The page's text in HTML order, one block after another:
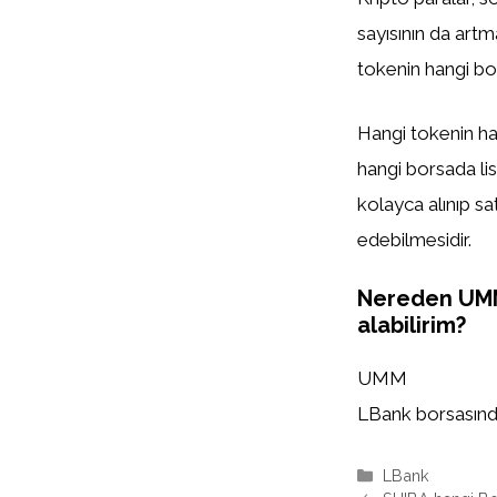
sayısının da
tokenin hangi
Hangi tokenin
hangi borsada
kolayca alınıp
edebilmesidir.
Nereden
alabilirim?
UMM
LBank
Kategoriler
LBank